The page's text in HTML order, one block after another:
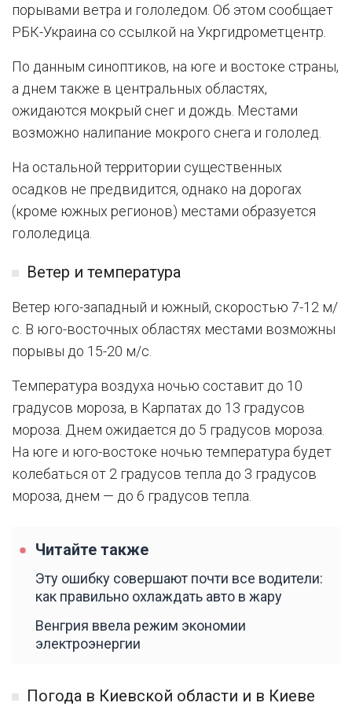
порывами ветра и гололедом. Об этом сообщает
РБК-Украина со ссылкой на Укргидрометцентр.
По данным синоптиков, на юге и востоке страны,
а днем также в центральных областях,
ожидаются мокрый снег и дождь. Местами
возможно налипание мокрого снега и гололед.
На остальной территории существенных
осадков не предвидится, однако на дорогах
(кроме южных регионов) местами образуется
гололедица.
Ветер и температура
Ветер юго-западный и южный, скоростью 7-12 м/
с. В юго-восточных областях местами возможны
порывы до 15-20 м/с.
Температура воздуха ночью составит до 10
градусов мороза, в Карпатах до 13 градусов
мороза. Днем ожидается до 5 градусов мороза.
На юге и юго-востоке ночью температура будет
колебаться от 2 градусов тепла до 3 градусов
мороза, днем — до 6 градусов тепла.
Читайте также
Эту ошибку совершают почти все водители:
как правильно охлаждать авто в жару
Венгрия ввела режим экономии
электроэнергии
Погода в Киевской области и в Киеве